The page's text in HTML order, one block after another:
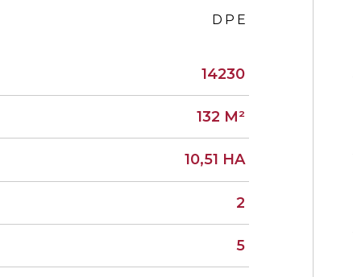
DPE
14230
132 M²
10,51 HA
2
5